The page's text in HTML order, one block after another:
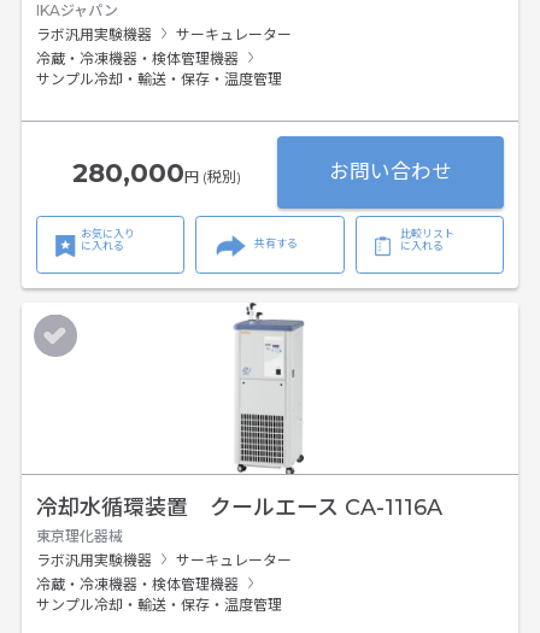
IKAジャパン
ラボ汎用実験機器
サーキュレーター
冷蔵・冷凍機器・検体管理機器
サンプル冷却・輸送・保存・温度管理
280,000円 (税別) お問い合わせ
お気に入り
に入れる
共有する
比較リスト
に入れる
冷却水循環装置 クールエース CA-1116A
東京理化器械
ラボ汎用実験機器
サーキュレーター
冷蔵・冷凍機器・検体管理機器
サンプル冷却・輸送・保存・温度管理